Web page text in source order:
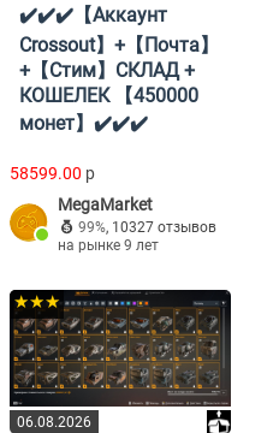
✔️✔️✔️【Аккаунт
Crossout】+【Почта】
+【Стим】СКЛАД +
КОШЕЛЕК 【450000
монет】✔️✔️✔️
58599.00 p
MegaMarket
99%, 10327 отзывов
на рынке 9 лет
06.08.2026
★★★